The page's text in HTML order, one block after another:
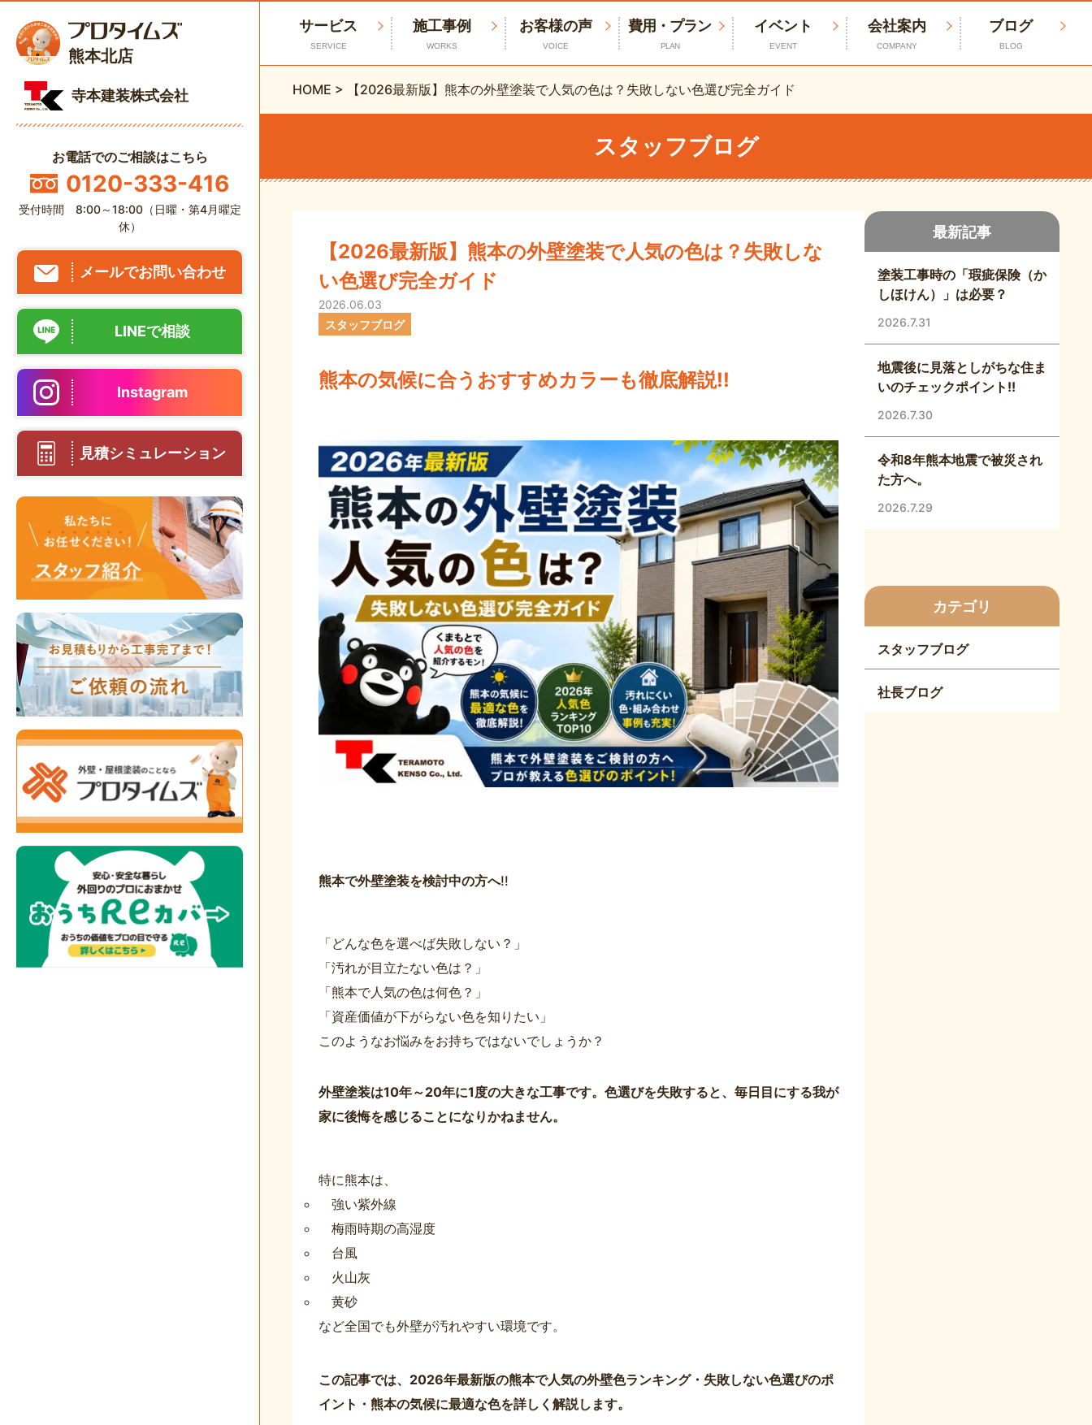
熊本北店
寺本建装株式会社
お電話でのご相談はこちら
0120-333-416
受付時間 8:00～18:00（日曜・第4月曜定
休）
メールでお問い合わせ
LINEで相談
Instagram
見積シミュレーション
サービス
SERVICE
施工事例
WORKS
お客様の声
VOICE
費用・プラン
PLAN
イベント
EVENT
会社案内
COMPANY
ブログ
BLOG
HOME > 【2026最新版】熊本の外壁塗装で人気の色は？失敗しない色選び完全ガイド
スタッフブログ
【2026最新版】熊本の外壁塗装で人気の色は？失敗しな
い色選び完全ガイド
2026.06.03
スタッフブログ
熊本の気候に合うおすすめカラーも徹底解説!!
熊本で外壁塗装を検討中の方へ!!
「どんな色を選べば失敗しない？」
「汚れが目立たない色は？」
「熊本で人気の色は何色？」
「資産価値が下がらない色を知りたい」
このようなお悩みをお持ちではないでしょうか？
外壁塗装は10年～20年に1度の大きな工事です。色選びを失敗すると、毎日目にする我が
家に後悔を感じることになりかねません。
特に熊本は、
強い紫外線
梅雨時期の高湿度
台風
火山灰
黄砂
など全国でも外壁が汚れやすい環境です。
この記事では、2026年最新版の熊本で人気の外壁色ランキング・失敗しない色選びのポ
イント・熊本の気候に最適な色を詳しく解説します。
最新記事
塗装工事時の「瑕疵保険（か
しほけん）」は必要？
2026.7.31
地震後に見落としがちな住ま
いのチェックポイント!!
2026.7.30
令和8年熊本地震で被災され
た方へ。
2026.7.29
カテゴリ
スタッフブログ
社長ブログ